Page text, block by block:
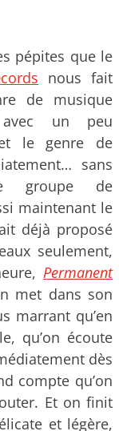
pépites que le
nous fait
de musique
un peu
et le genre de
sans
groupe de
maintenant le
déjà proposé
seulement,
Permanent
met dans son
marrant qu’en
qu’on écoute
dès
compte qu’on
Et on finit
et légère,